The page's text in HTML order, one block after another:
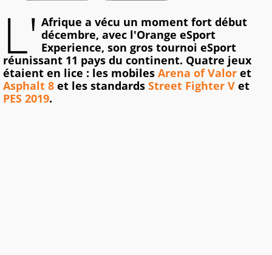
L' Afrique a vécu un moment fort début
décembre, avec l'Orange eSport
Experience, son gros tournoi eSport
réunissant 11 pays du continent. Quatre jeux
étaient en lice : les mobiles Arena of Valor et
Asphalt 8 et les standards Street Fighter V et
PES 2019.